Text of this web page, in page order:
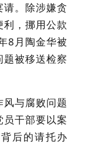
。除涉嫌贪
，挪用公款
8月陶金华被
被移送检察
与腐败问题
干部要以案
后的请托办